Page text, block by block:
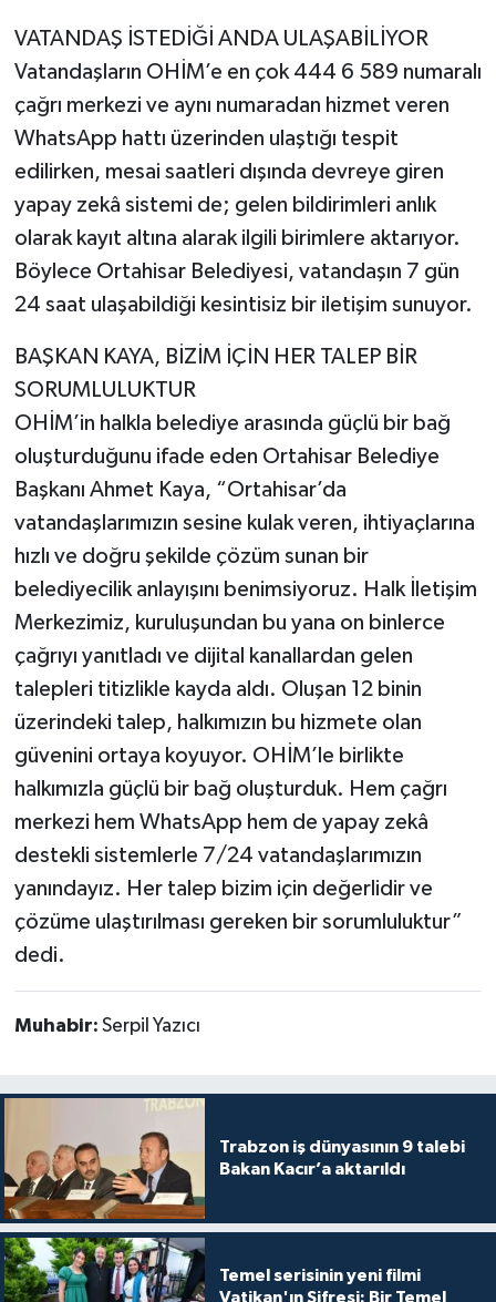
VATANDAŞ İSTEDİĞİ ANDA ULAŞABİLİYOR
Vatandaşların OHİM’e en çok 444 6 589 numaralı
çağrı merkezi ve aynı numaradan hizmet veren
WhatsApp hattı üzerinden ulaştığı tespit
edilirken, mesai saatleri dışında devreye giren
yapay zekâ sistemi de; gelen bildirimleri anlık
olarak kayıt altına alarak ilgili birimlere aktarıyor.
Böylece Ortahisar Belediyesi, vatandaşın 7 gün
24 saat ulaşabildiği kesintisiz bir iletişim sunuyor.
BAŞKAN KAYA, BİZİM İÇİN HER TALEP BİR
SORUMLULUKTUR
OHİM’in halkla belediye arasında güçlü bir bağ
oluşturduğunu ifade eden Ortahisar Belediye
Başkanı Ahmet Kaya, “Ortahisar’da
vatandaşlarımızın sesine kulak veren, ihtiyaçlarına
hızlı ve doğru şekilde çözüm sunan bir
belediyecilik anlayışını benimsiyoruz. Halk İletişim
Merkezimiz, kuruluşundan bu yana on binlerce
çağrıyı yanıtladı ve dijital kanallardan gelen
talepleri titizlikle kayda aldı. Oluşan 12 binin
üzerindeki talep, halkımızın bu hizmete olan
güvenini ortaya koyuyor. OHİM’le birlikte
halkımızla güçlü bir bağ oluşturduk. Hem çağrı
merkezi hem WhatsApp hem de yapay zekâ
destekli sistemlerle 7/24 vatandaşlarımızın
yanındayız. Her talep bizim için değerlidir ve
çözüme ulaştırılması gereken bir sorumluluktur”
dedi.
Muhabir: Serpil Yazıcı
Trabzon iş dünyasının 9 talebi
Bakan Kacır’a aktarıldı
Temel serisinin yeni filmi
Vatikan'ın Şifresi: Bir Temel